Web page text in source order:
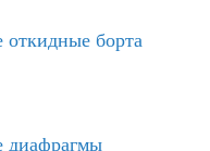
откидные борта
диафрагмы